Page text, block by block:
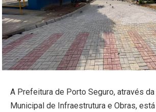
A Prefeitura de Porto Seguro, através
Municipal de Infraestrutura e Obras,